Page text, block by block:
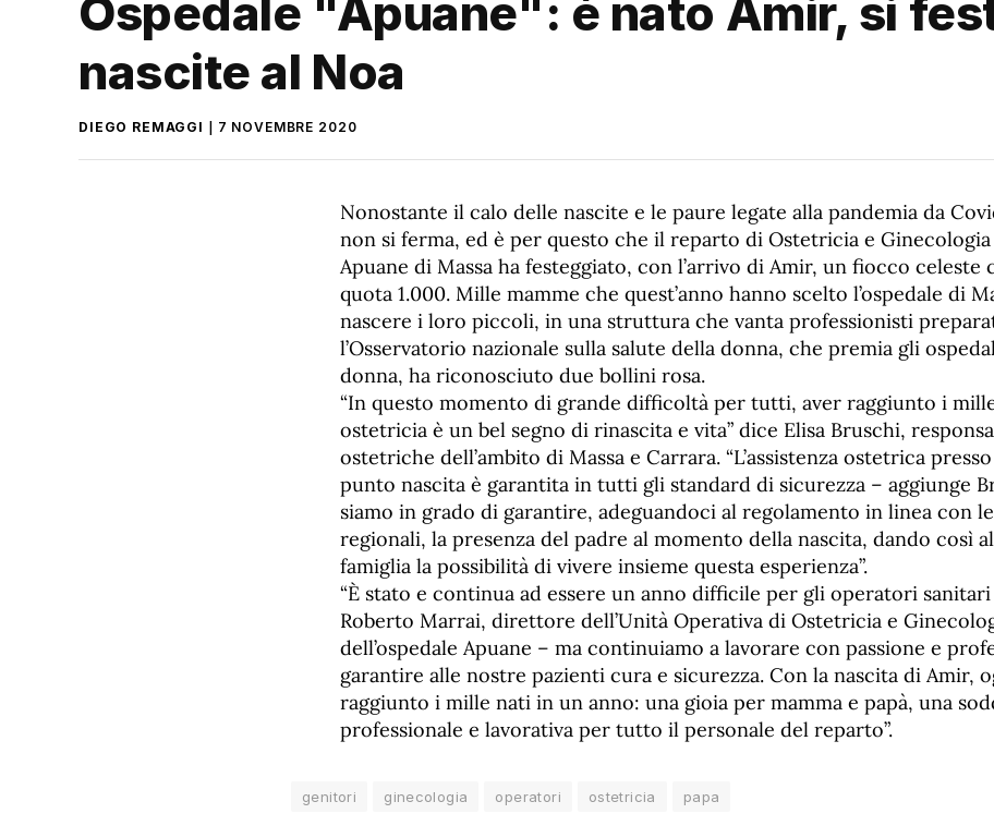
Ospedale "Apuane": è nato Amir, si
nascite al Noa
DIEGO REMAGGI 7 NOVEMBRE 2020
Nonostante il calo delle nascite e le paure legate alla pandemia da
non si ferma, ed è per questo che il reparto di Ostetricia e Ginecologia
Apuane di Massa ha festeggiato, con l’arrivo di Amir, un fiocco celeste
quota 1.000. Mille mamme che quest’anno hanno scelto l’ospedale di
nascere i loro piccoli, in una struttura che vanta professionisti
l’Osservatorio nazionale sulla salute della donna, che premia gli
donna, ha riconosciuto due bollini rosa.
“In questo momento di grande difficoltà per tutti, aver raggiunto i
ostetricia è un bel segno di rinascita e vita” dice Elisa Bruschi,
ostetriche dell’ambito di Massa e Carrara. “L’assistenza ostetrica
punto nascita è garantita in tutti gli standard di sicurezza – aggiunge
siamo in grado di garantire, adeguandoci al regolamento in linea con
regionali, la presenza del padre al momento della nascita, dando così
famiglia la possibilità di vivere insieme questa esperienza”.
“È stato e continua ad essere un anno difficile per gli operatori
Roberto Marrai, direttore dell’Unità Operativa di Ostetricia e
dell’ospedale Apuane – ma continuiamo a lavorare con passione e
garantire alle nostre pazienti cura e sicurezza. Con la nascita di Amir,
raggiunto i mille nati in un anno: una gioia per mamma e papà, una
professionale e lavorativa per tutto il personale del reparto”.
genitori ginecologia operatori ostetricia papa